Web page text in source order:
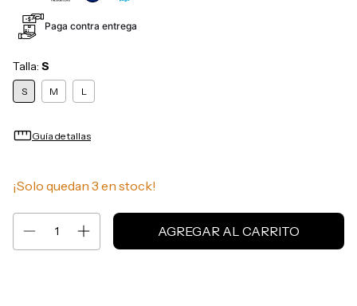
Paga contra entrega
Talla: S
S M L
straightenGuía de tallas
¡Solo quedan 3 en stock!